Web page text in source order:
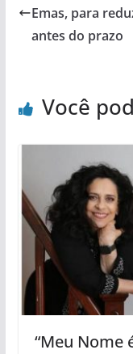
Emas, para
antes do prazo
Você
“Meu Nome